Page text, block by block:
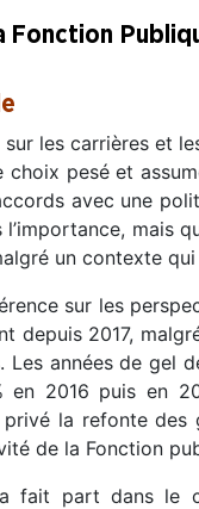
Fonction
les carrières et
pesé et
avec une
mais
un contexte
sur les
depuis 2017,
Les années de gel
2016 puis en
la refonte des
de la Fonction
fait part dans le